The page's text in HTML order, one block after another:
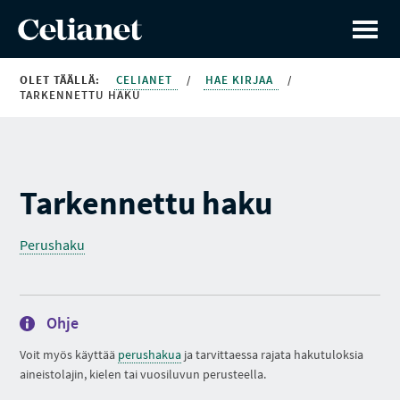
OLET TÄÄLLÄ: CELIANET / HAE KIRJAA
/
TARKENNETTU HAKU
Tarkennettu haku
Perushaku
Ohje
Voit myös käyttää perushakua ja tarvittaessa rajata hakutuloksia
aineistolajin, kielen tai vuosiluvun perusteella.